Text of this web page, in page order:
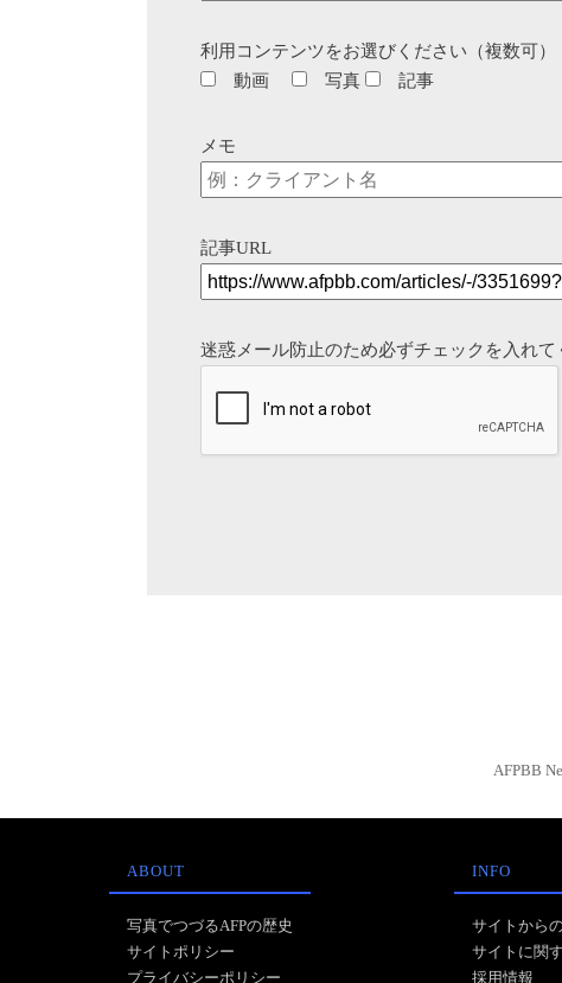
利用コンテンツをお選びください（複数可）
動画
写真 記事
メモ
記事URL
迷惑メール防止のため必ずチェックを入れて
AFPBB
ABOUT
写真でつづるAFPの歴史
サイトポリシー
プライバシーポリシー
INFO
サイトから
サイトに関
採用情報